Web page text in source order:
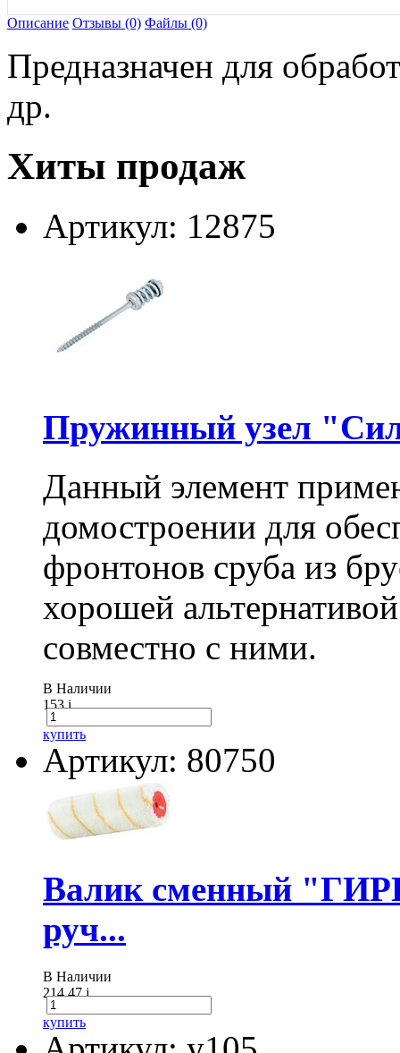
Описание Отзывы (0) Файлы (0)
Предназначен для
др.
Хиты продаж
Артикул: 12875
Пружинный узел
Данный элемент
домостроении для
фронтонов сруба из
хорошей
совместно с ними.
В Наличии
153i
купить
Артикул: 80750
Валик сменный
руч...
В Наличии
214.47i
купить